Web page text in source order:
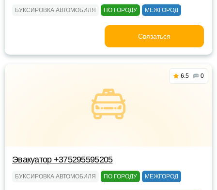
БУКСИРОВКА АВТОМОБИЛЯ ПО ГОРОДУ МЕЖГОРОД
Связаться
6.5 0
Эвакуатор +375295595205
БУКСИРОВКА АВТОМОБИЛЯ ПО ГОРОДУ МЕЖГОРОД